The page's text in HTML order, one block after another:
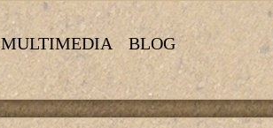
MULTIMEDIA BLOG